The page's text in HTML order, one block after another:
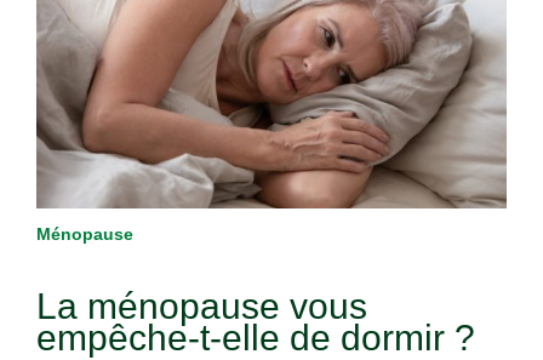
Ménopause
La ménopause vous
empêche-t-elle de dormir ?